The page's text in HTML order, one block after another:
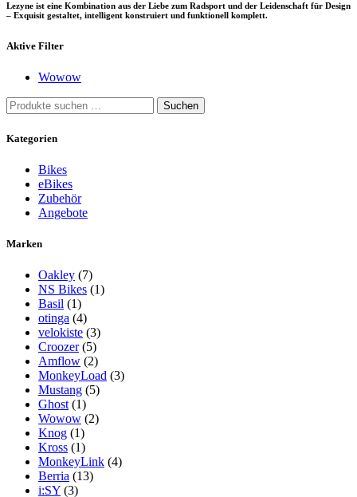
Lezyne ist eine Kombination aus der Liebe zum Radsport und der Leidenschaft für Design
– Exquisit gestaltet, intelligent konstruiert und funktionell komplett.
Aktive Filter
Wowow
Suchen
nach:
Suchen
Kategorien
Bikes
eBikes
Zubehör
Angebote
Marken
Oakley (7)
NS Bikes (1)
Basil (1)
otinga (4)
velokiste (3)
Croozer (5)
Amflow (2)
MonkeyLoad (3)
Mustang (5)
Ghost (1)
Wowow (2)
Knog (1)
Kross (1)
MonkeyLink (4)
Berria (13)
i:SY (3)